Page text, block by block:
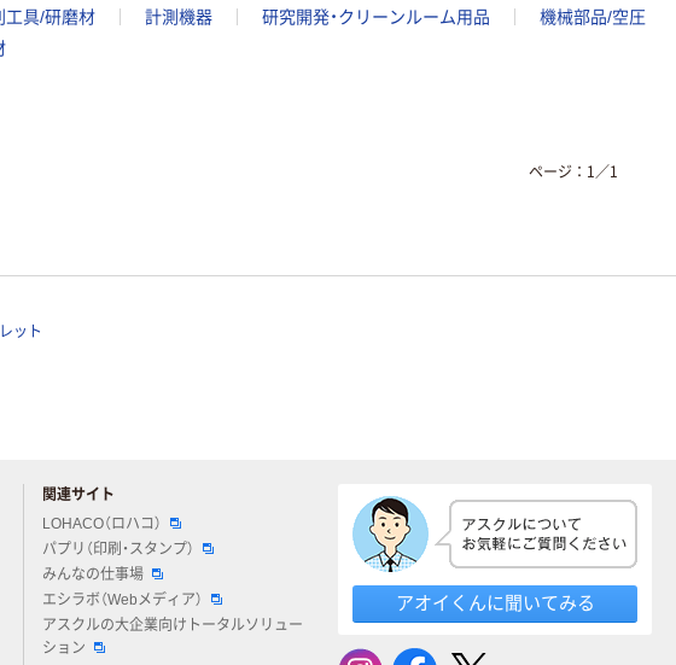
工具/研磨材 計測機器 研究開発・クリーンルーム用品
機械部品/空圧
ページ： 1 ／1
ット
関連サイト
LOHACO（ロハコ）
パプリ（印刷・スタンプ）
みんなの仕事場
エシラボ（Webメディア）
アスクルの大企業向けトータルソリュー
ション
アオイくんに聞いてみる